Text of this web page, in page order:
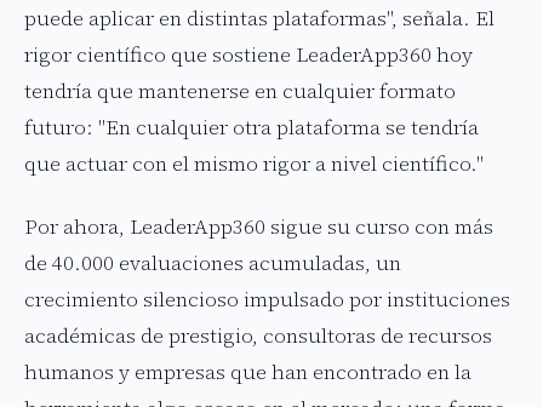
puede aplicar en distintas plataformas", señala. El
rigor científico que sostiene LeaderApp360 hoy
tendría que mantenerse en cualquier formato
futuro: "En cualquier otra plataforma se tendría
que actuar con el mismo rigor a nivel científico."
Por ahora, LeaderApp360 sigue su curso con más
de 40.000 evaluaciones acumuladas, un
crecimiento silencioso impulsado por instituciones
académicas de prestigio, consultoras de recursos
humanos y empresas que han encontrado en la